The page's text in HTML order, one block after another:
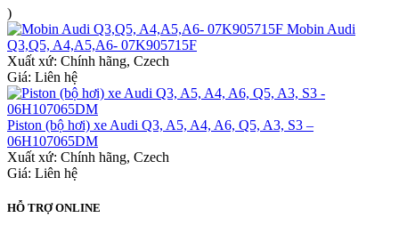
)
Mobin Audi
Q3,Q5, A4,A5,A6- 07K905715F
Xuất xứ: Chính hãng, Czech
Giá: Liên hệ
Piston (bộ hơi) xe Audi Q3, A5, A4, A6, Q5, A3, S3 –
06H107065DM
Xuất xứ: Chính hãng, Czech
Giá: Liên hệ
HỖ TRỢ ONLINE